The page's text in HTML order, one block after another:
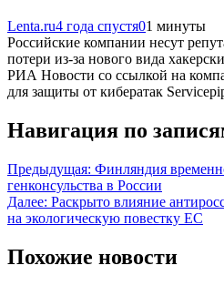
Lenta.ru4 года спустя01 минуты
Российские компании несут
потери из-за нового вида
РИА Новости со ссылкой на
для защиты от кибератак
Навигация по
Предыдущая: Финляндия
генконсульства в России
Далее: Раскрыто влияние
на экологическую повестку ЕС
Похожие новости